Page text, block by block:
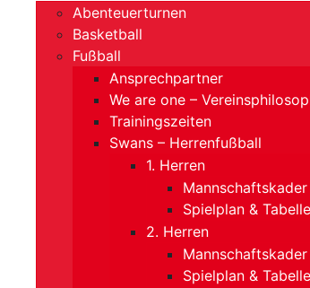
Abenteuerturnen
Basketball
Fußball
Ansprechpartner
We are one –
Trainingszeiten
Swans – Herrenfußball
1. Herren
Mannschaftskader
Spielplan & Tabelle
2. Herren
Mannschaftskader
Spielplan & Tabelle